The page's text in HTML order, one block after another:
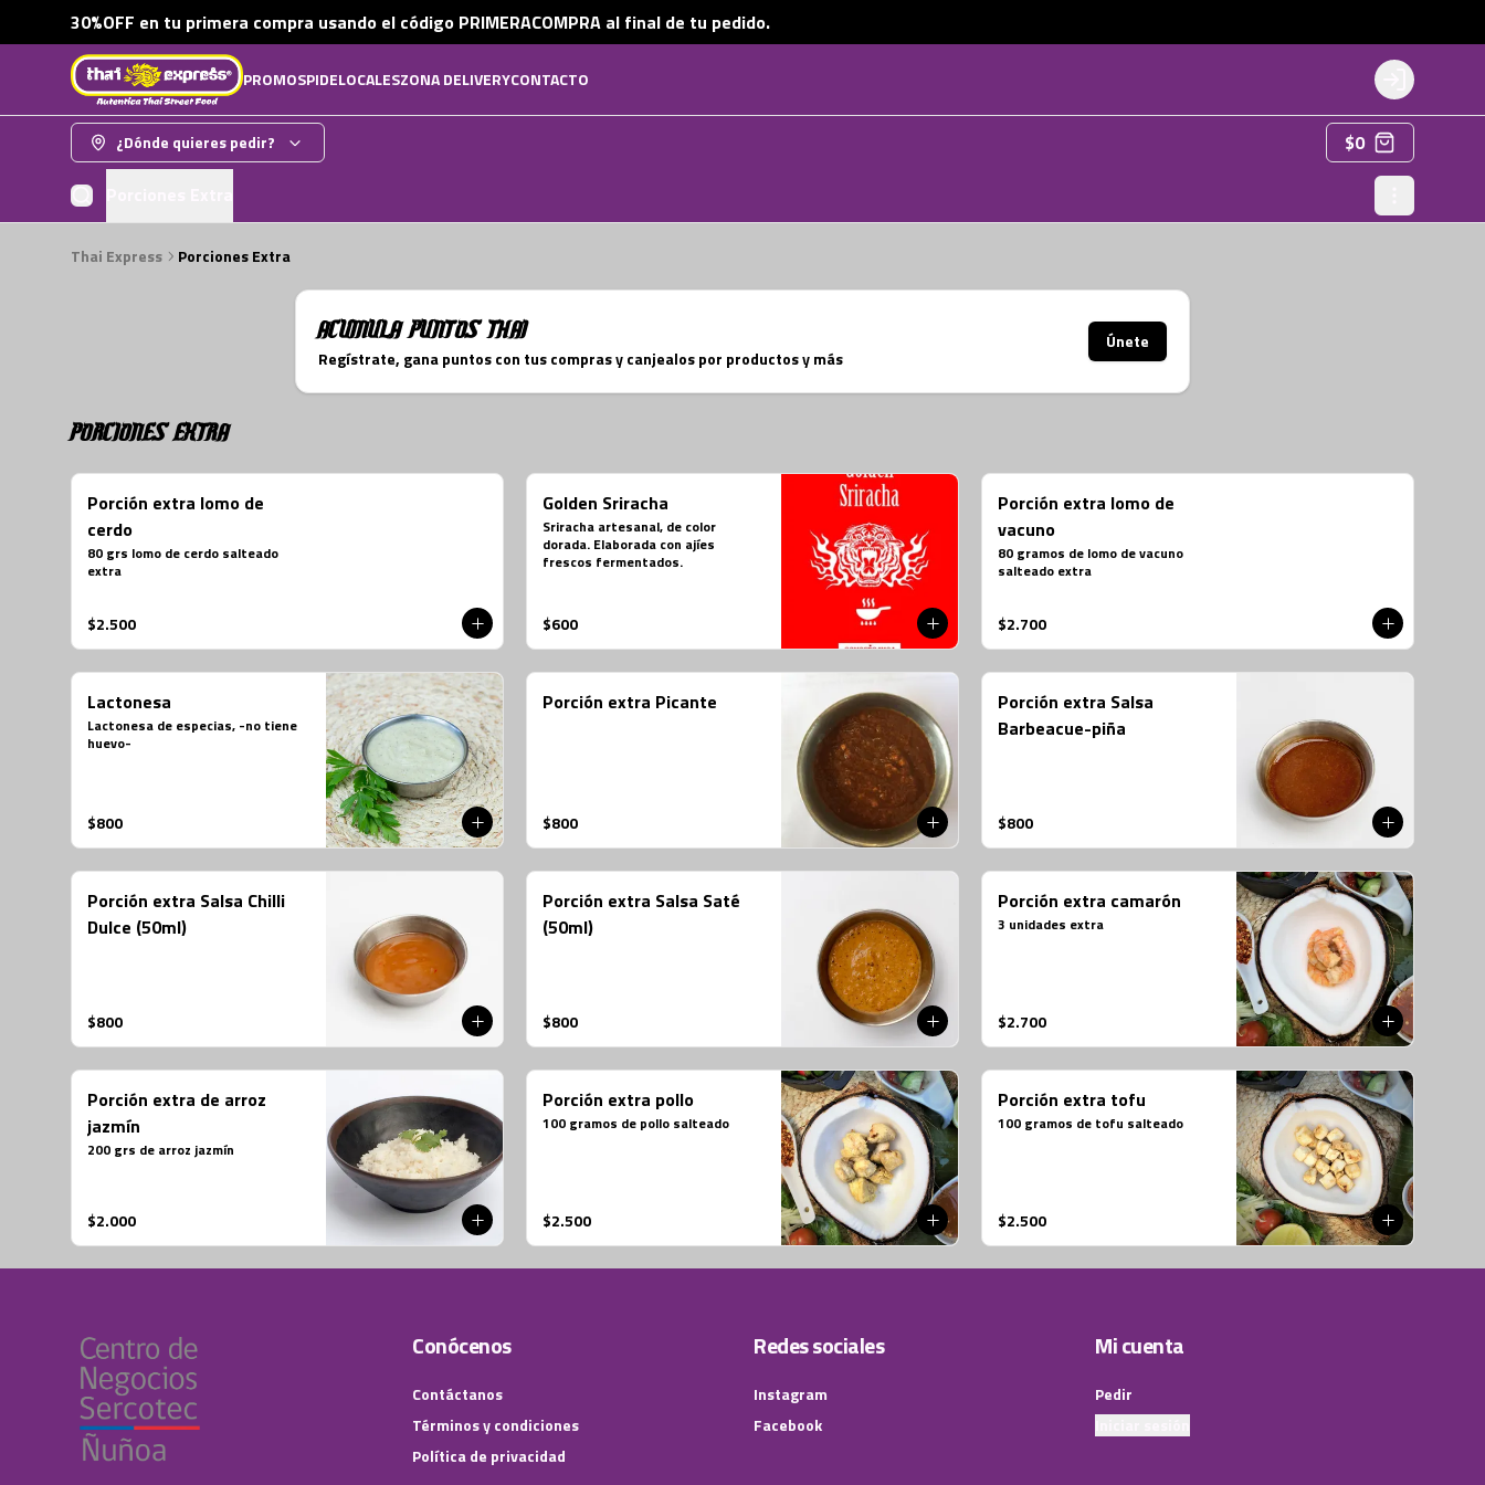
30%OFF en tu primera compra usando el código PRIMERACOMPRA al final de tu pedido.
PROMOSPIDELOCALESZONA DELIVERYCONTACTO Login
¿Dónde quieres pedir?
$0
Thai Express Porciones Extra
AcumulaPuntos Thai
Regístrate, gana puntos con tus compras y canjealos por productos y más
Únete
Porciones Extra
Porción extra lomo de
cerdo
80 grs lomo de cerdo salteado
extra
$2.500
Golden Sriracha
Sriracha artesanal, de color
dorada. Elaborada con ajíes
frescos fermentados.
$600
Porción extra lomo de
vacuno
80 gramos de lomo de vacuno
salteado extra
$2.700
Lactonesa
Lactonesa de especias, -no tiene
huevo-
$800
Porción extra Picante
$800
Porción extra Salsa
Barbeacue-piña
$800
Porción extra Salsa Chilli
Dulce (50ml)
$800
Porción extra Salsa Saté
(50ml)
$800
Porción extra camarón
3 unidades extra
$2.700
Porción extra de arroz
jazmín
200 grs de arroz jazmín
$2.000
Porción extra pollo
100 gramos de pollo salteado
$2.500
Porción extra tofu
100 gramos de tofu salteado
$2.500
Conócenos
Contáctanos
Términos y condiciones
Política de privacidad
Redes sociales
Instagram
Facebook
Mi cuenta
Pedir